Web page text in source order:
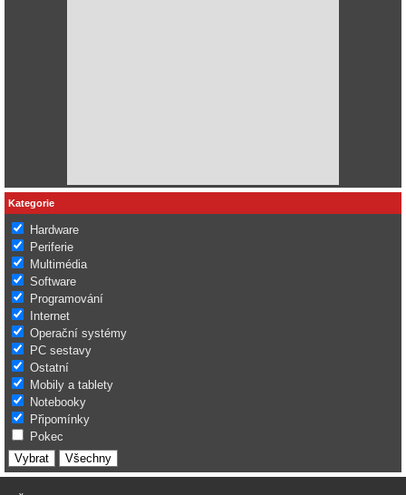
Kategorie
Hardware
Periferie
Multimédia
Software
Programování
Internet
Operační systémy
PC sestavy
Ostatní
Mobily a tablety
Notebooky
Připomínky
Pokec